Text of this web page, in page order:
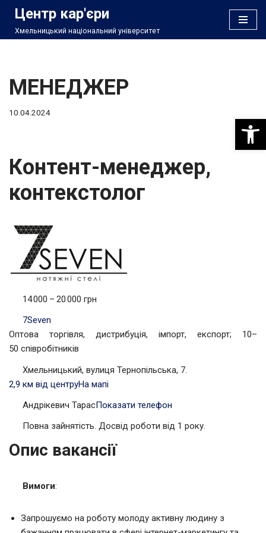
Перейти
Центр кар'єри
Хмельницький національний університет
МЕНЕДЖЕР
10.04.2024
Контент-менеджер,
контекстолог
14 000 – 20 000 грн
7Seven
Оптова торгівля, дистрибуція, імпорт, експорт; 10–
50 співробітників
Хмельницький, вулиця Тернопільська, 7.
2,9 км від центруНа мапі
Андрікевич ТарасПоказати телефон
Повна зайнятість. Досвід роботи від 1 року.
Опис вакансії
Вимоги:
Запрошуємо на роботу молоду активну людину з